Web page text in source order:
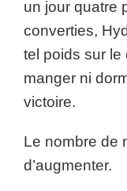
un jour quatre
converties,
tel poids sur le
manger ni
victoire.
Le nombre de
d’augmenter.